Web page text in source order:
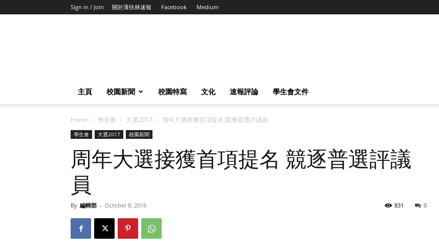
Sign in / Join 關於薄扶林速報 Facebook Medium
主頁 校園新聞 校園特寫 文化 速報評論 學生會文件
Home 學生會 大選2017 周年大選接獲首項提名 競逐普選評議員
學生會 大選2017 校園新聞
周年大選接獲首項提名 競逐普選評議
員
By 編輯部 - October 8, 2016 0
831